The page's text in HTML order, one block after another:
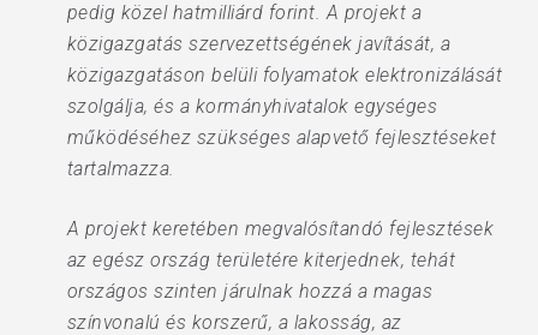
pedig közel hatmilliárd forint. A projekt a
közigazgatás szervezettségének javítását, a
közigazgatáson belüli folyamatok elektronizálását
szolgálja, és a kormányhivatalok egységes
működéséhez szükséges alapvető fejlesztéseket
tartalmazza.
A projekt keretében megvalósítandó fejlesztések
az egész ország területére kiterjednek, tehát
országos szinten járulnak hozzá a magas
színvonalú és korszerű, a lakosság, az